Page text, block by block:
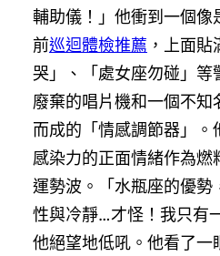
輔助儀！」他衝到一個像
前巡迴體檢推薦 ，上面
哭」、「處女座勿碰」等
廢棄的唱片機和一個不
而成的「情感調節器」
感染力的正面情緒作為燃
運勢波。「水瓶座的優勢
性與冷靜…才怪！我只有
他絕望地低吼。他看了一